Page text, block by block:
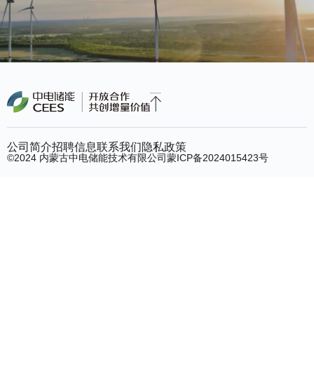
©2024 内蒙古中电储能技术有限公司蒙ICP备2024015423号
公司简介招聘信息联系我们隐私政策